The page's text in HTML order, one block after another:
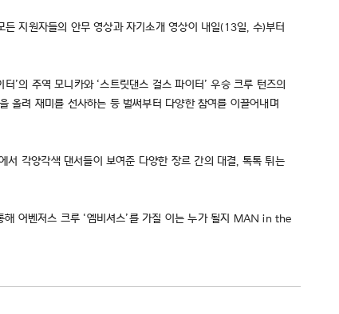
지원자들의 안무 영상과 자기소개 영상이 내일(13일, 수)부터
’의 주역 모니카와 ‘스트릿댄스 걸스 파이터’ 우승 크루 턴즈의
올려 재미를 선사하는 등 벌써부터 다양한 참여를 이끌어내며
서 각양각색 댄서들이 보여준 다양한 장르 간의 대결, 톡톡 튀는
해 어벤저스 크루 ‘엠비셔스’를 가질 이는 누가 될지 MAN in the